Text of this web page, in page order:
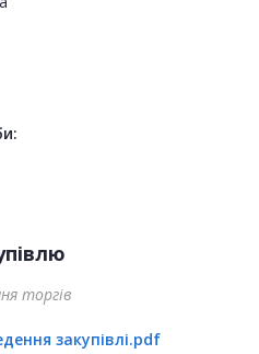
торгів
закупівлі.pdf